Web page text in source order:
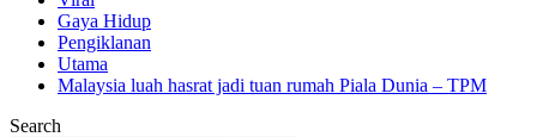
Gaya Hidup
Pengiklanan
Utama
Malaysia luah hasrat jadi tuan rumah Piala Dunia – TPM
Search